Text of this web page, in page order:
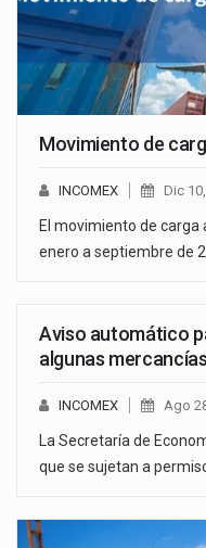
Movimiento de
INCOMEX Dic
El movimiento de carga
enero a septiembre de
Aviso automático
algunas
INCOMEX Ago
La Secretaría de
que se sujetan a